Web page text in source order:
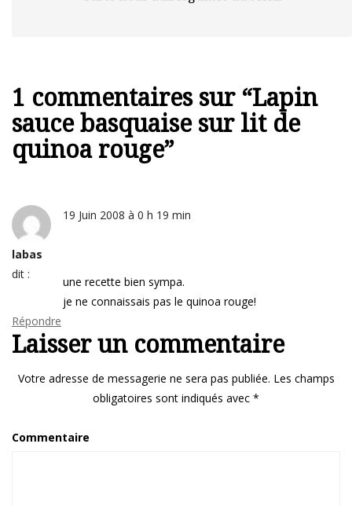
1 commentaires sur “Lapin
sauce basquaise sur lit de
quinoa rouge”
labas
dit :
19 Juin 2008 à 0 h 19 min
une recette bien sympa.
je ne connaissais pas le quinoa rouge!
Répondre
Laisser un commentaire
Votre adresse de messagerie ne sera pas publiée. Les champs
obligatoires sont indiqués avec *
Commentaire